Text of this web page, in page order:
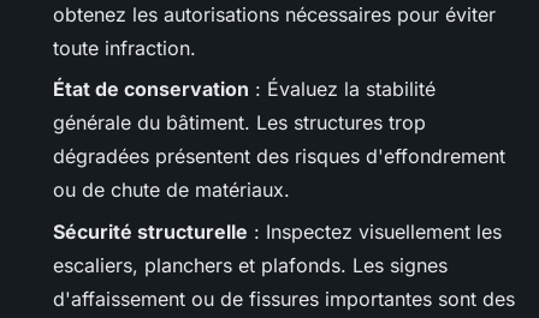
obtenez les autorisations nécessaires pour éviter
toute infraction.
État de conservation : Évaluez la stabilité
générale du bâtiment. Les structures trop
dégradées présentent des risques d'effondrement
ou de chute de matériaux.
Sécurité structurelle : Inspectez visuellement les
escaliers, planchers et plafonds. Les signes
d'affaissement ou de fissures importantes sont des